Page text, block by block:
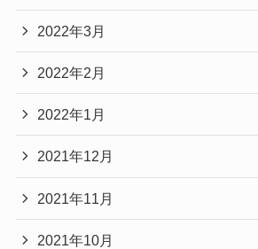
2022年3月
2022年2月
2022年1月
2021年12月
2021年11月
2021年10月